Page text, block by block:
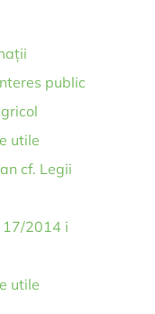
public
utile
cf. Legii
17/2014 i
utile